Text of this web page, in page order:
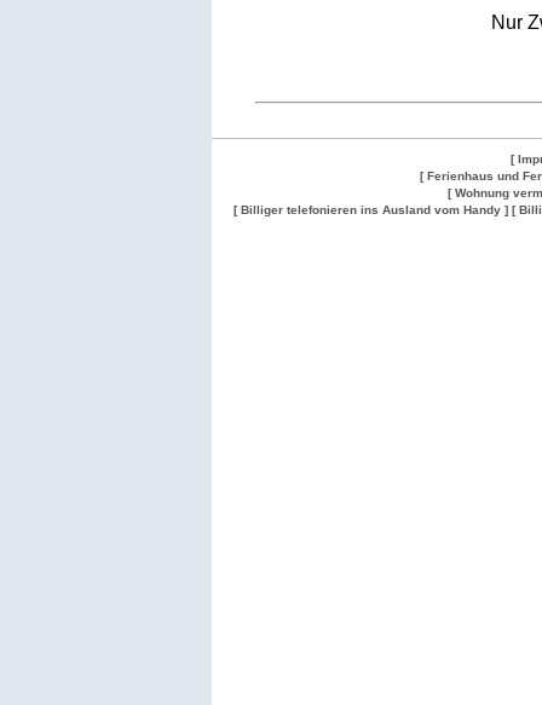
Nur
[
[ Ferienhaus und
[ Wohnung
[ Billiger telefonieren ins Ausland vom Handy ] [